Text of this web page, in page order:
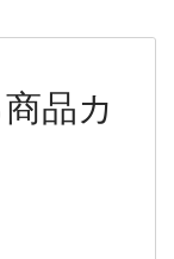
品カ